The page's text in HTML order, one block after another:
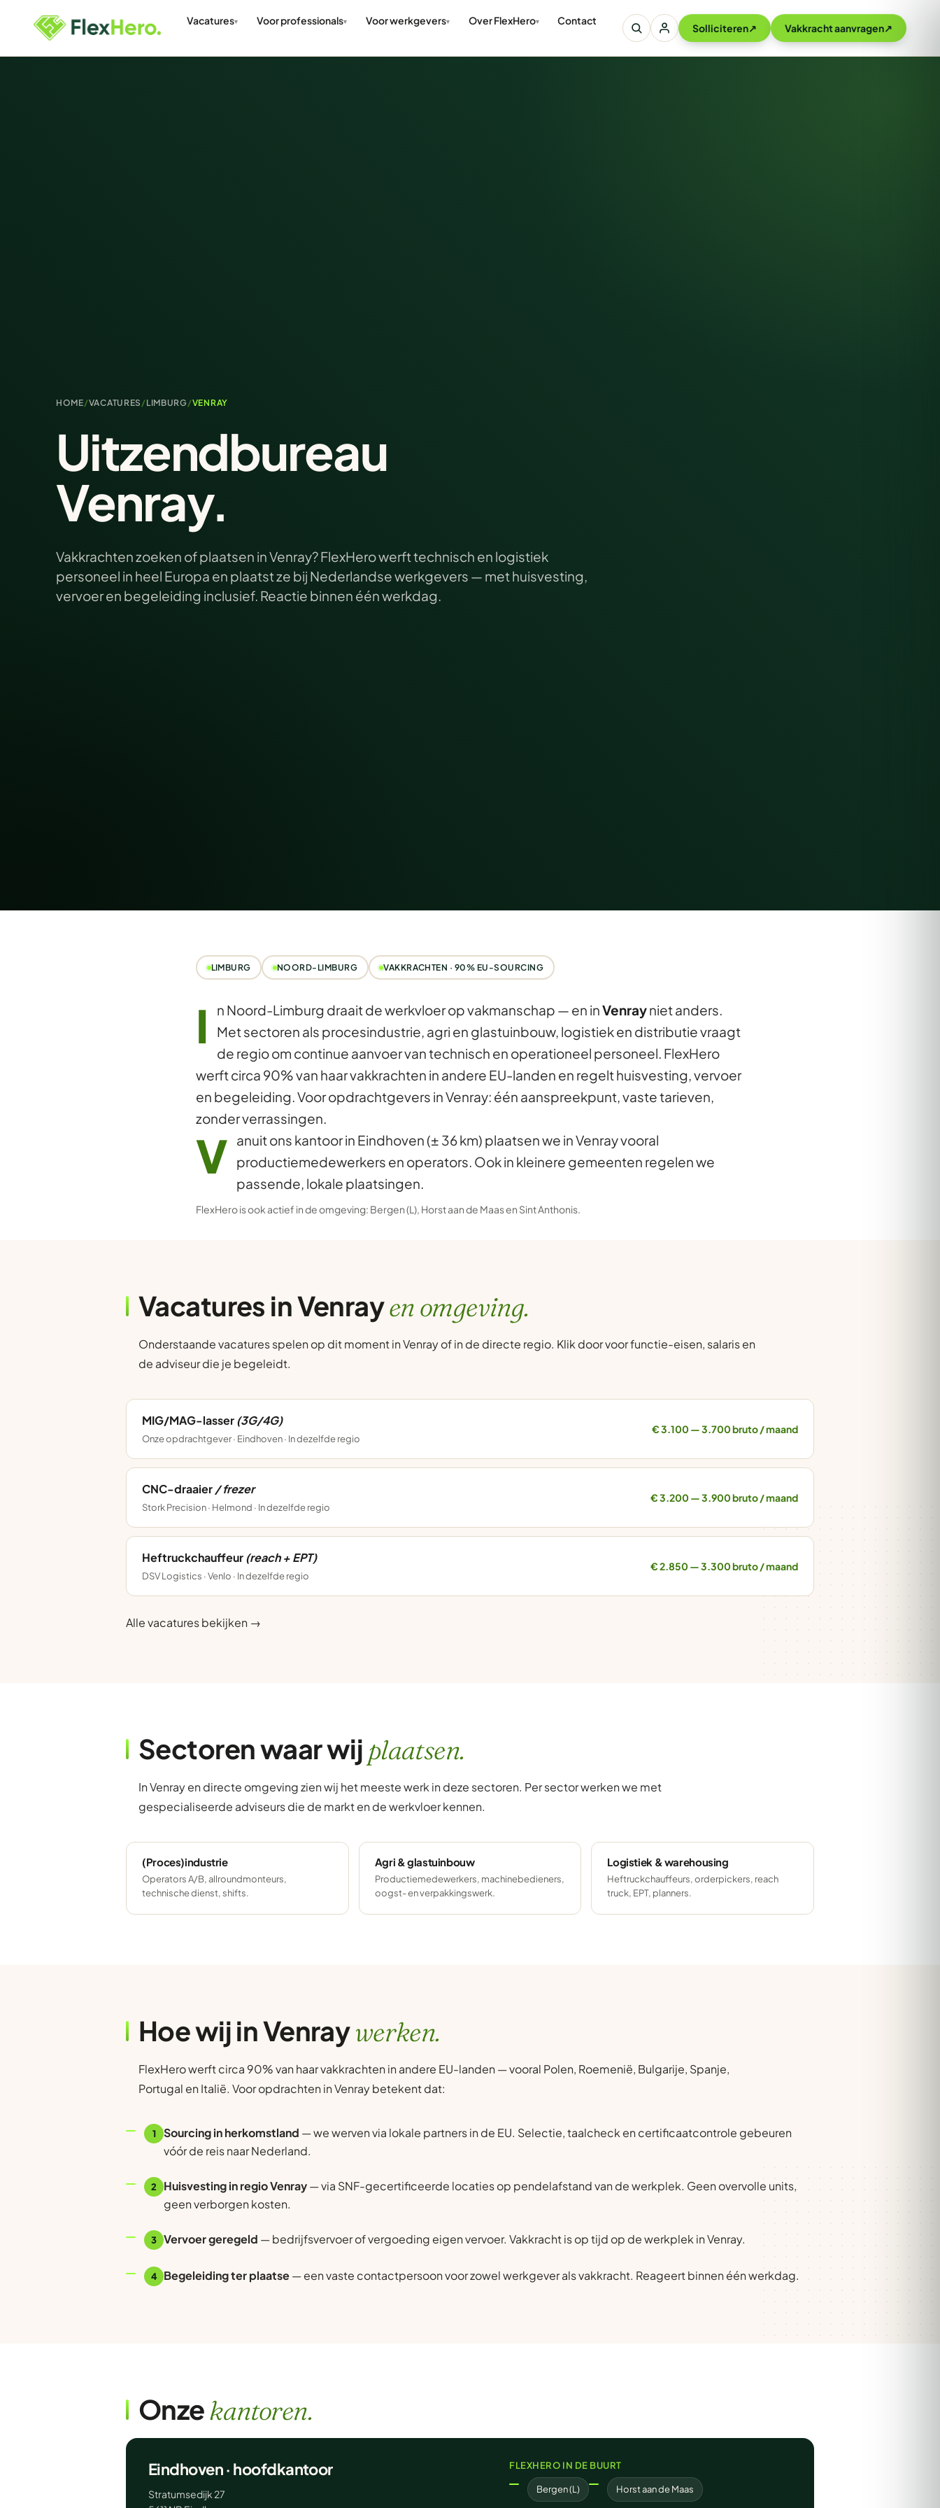
Vacatures Voor professionals Voor werkgevers Over FlexHero Contact
Solliciteren↗ Vakkracht aanvragen↗
HOME/VACATURES / LIMBURG/VENRAY
Uitzendbureau
Venray.
Vakkrachten zoeken of plaatsen in Venray? FlexHero werft technisch en logistiek
personeel in heel Europa en plaatst ze bij Nederlandse werkgevers — met huisvesting,
vervoer en begeleiding inclusief. Reactie binnen één werkdag.
LIMBURG NOORD-LIMBURG VAKKRACHTEN · 90% EU-SOURCING
I n Noord-Limburg draait de werkvloer op vakmanschap — en inVenrayniet anders.
Met sectoren als procesindustrie, agri en glastuinbouw, logistiek en distributie vraagt
de regio om continue aanvoer van technisch en operationeel personeel. FlexHero
werft circa 90% van haar vakkrachten in andere EU-landen en regelt huisvesting, vervoer
en begeleiding. Voor opdrachtgevers in Venray: één aanspreekpunt, vaste tarieven,
zonder verrassingen.
V anuit ons kantoor in Eindhoven (± 36 km) plaatsen we in Venray vooral
productiemedewerkers en operators. Ook in kleinere gemeenten regelen we
passende, lokale plaatsingen.
FlexHero is ook actief in de omgeving: Bergen (L), Horst aan de Maasen Sint Anthonis.
Vacatures in Venrayen omgeving.
Onderstaande vacatures spelen op dit moment in Venray of in de directe regio. Klik door voor functie-eisen, salaris en
de adviseur die je begeleidt.
MIG/MAG-lasser(3G/4G)
Onze opdrachtgever · Eindhoven · In dezelfde regio
€ 3.100 — 3.700 bruto / maand
CNC-draaier / frezer
Stork Precision · Helmond · In dezelfde regio
€ 3.200 — 3.900 bruto / maand
Heftruckchauffeur(reach + EPT)
DSV Logistics · Venlo · In dezelfde regio
€ 2.850 — 3.300 bruto / maand
Alle vacatures bekijken →
Sectoren waar wij plaatsen.
In Venray en directe omgeving zien wij het meeste werk in deze sectoren. Per sector werken we met
gespecialiseerde adviseurs die de markt en de werkvloer kennen.
(Proces)industrie
Operators A/B, allroundmonteurs,
technische dienst, shifts.
Agri & glastuinbouw
Productiemedewerkers, machinebedieners,
oogst- en verpakkingswerk.
Logistiek & warehousing
Heftruckchauffeurs, orderpickers, reach
truck, EPT, planners.
Hoe wij in Venraywerken.
FlexHero werft circa 90% van haar vakkrachten in andere EU-landen — vooral Polen, Roemenië, Bulgarije, Spanje,
Portugal en Italië. Voor opdrachten in Venray betekent dat:
1 Sourcing in herkomstland — we werven via lokale partners in de EU. Selectie, taalcheck en certificaatcontrole gebeuren
vóór de reis naar Nederland.
2 Huisvesting in regio Venray— via SNF-gecertificeerde locaties op pendelafstand van de werkplek. Geen overvolle units,
geen verborgen kosten.
3 Vervoer geregeld — bedrijfsvervoer of vergoeding eigen vervoer. Vakkracht is op tijd op de werkplek in Venray.
4 Begeleiding ter plaatse— een vaste contactpersoon voor zowel werkgever als vakkracht. Reageert binnen één werkdag.
Onzekantoren.
Eindhoven · hoofdkantoor
Stratumsedijk 27
FLEXHERO IN DE BUURT
Bergen (L) Horst aan de Maas